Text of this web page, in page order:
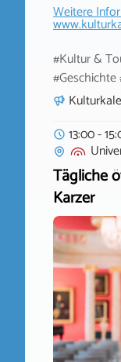
Weitere
#Kultur &
13:00 -
Tägliche
Karzer